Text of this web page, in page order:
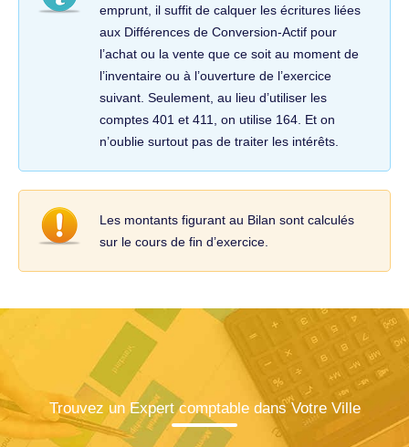
emprunt, il suffit de calquer les écritures liées
aux Différences de Conversion-Actif pour
l’achat ou la vente que ce soit au moment de
l’inventaire ou à l’ouverture de l’exercice
suivant. Seulement, au lieu d’utiliser les
comptes 401 et 411, on utilise 164. Et on
n’oublie surtout pas de traiter les intérêts.
Les montants figurant au Bilan sont calculés
sur le cours de fin d’exercice.
Trouvez un Expert comptable dans Votre Ville